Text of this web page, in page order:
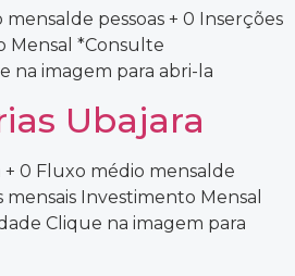
pessoas + 0 Inserções
Mensal *Consulte
na imagem para abri-la
Ubajara
+ 0 Fluxo médio mensalde
mensais Investimento Mensal
Clique na imagem para